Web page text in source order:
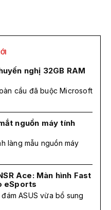
nghị 32GB RAM
cầu đã buộc Microsoft
nguồn máy tính
làng mẫu nguồn máy
Ace: Màn hình Fast
eSports
ASUS vừa bổ sung